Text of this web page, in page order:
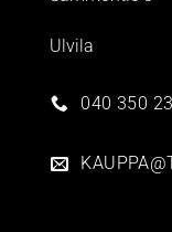
Ulvila
040 350